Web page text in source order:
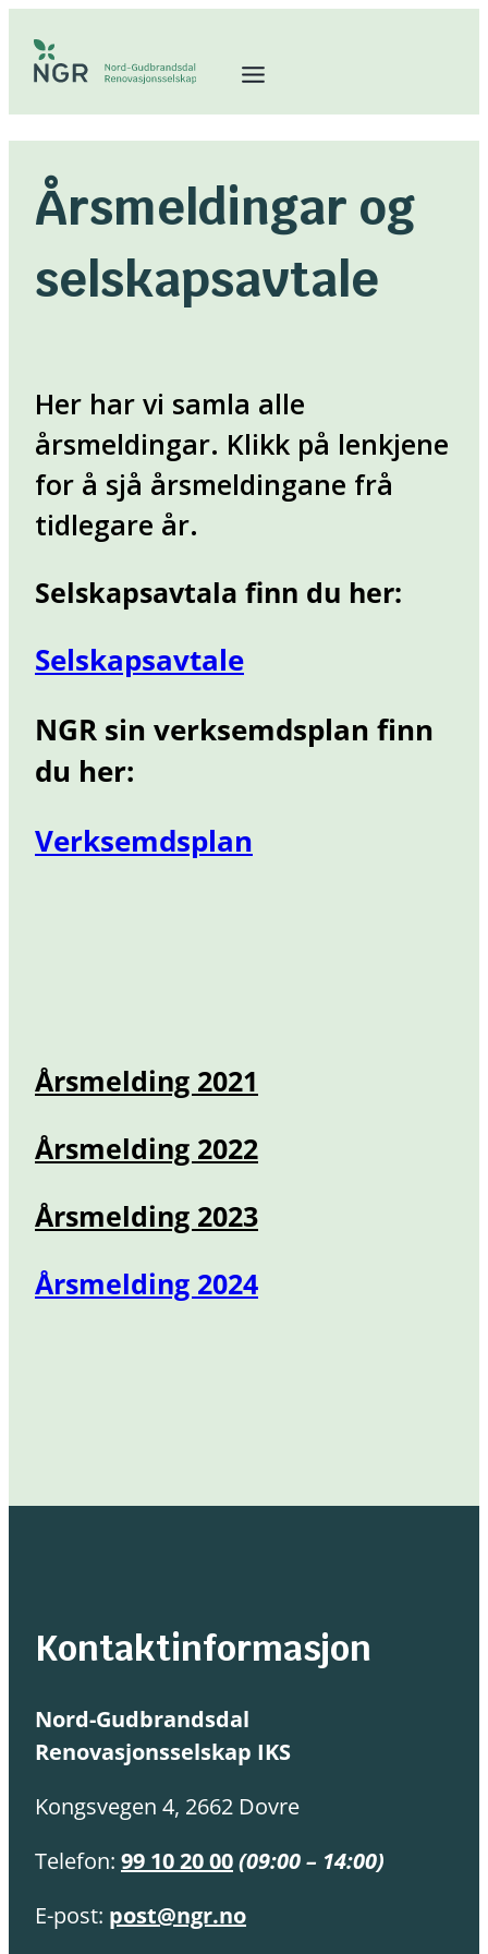
innhold
Årsmeldingar og
selskapsavtale
Her har vi samla alle
årsmeldingar. Klikk på lenkjene
for å sjå årsmeldingane frå
tidlegare år.
Selskapsavtala finn du her:
Selskapsavtale
NGR sin verksemdsplan finn
du her:
Verksemdsplan
Årsmelding 2021
Årsmelding 2022
Årsmelding 2023
Årsmelding 2024
Kontaktinformasjon
Nord-Gudbrandsdal
Renovasjonsselskap IKS
Kongsvegen 4, 2662 Dovre
Telefon: 99 10 20 00(09:00 – 14:00)
E-post: post@ngr.no